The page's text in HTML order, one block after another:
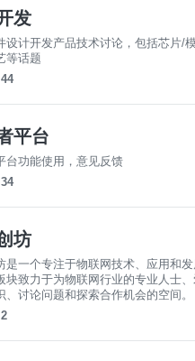
发
设计开发产品技术讨论，包括芯片/
等话题
44
平台
台功能使用，意见反馈
34
坊
是一个专注于物联网技术、应用和
块致力于为物联网行业的专业人士
、讨论问题和探索合作机会的空间。
2